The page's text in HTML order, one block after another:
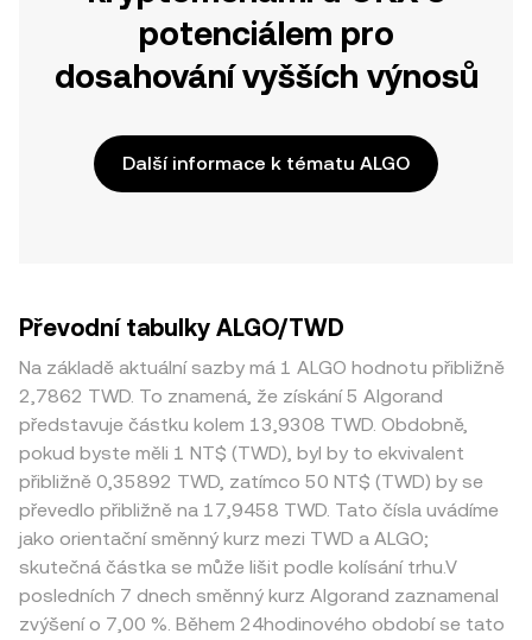
potenciálem pro
dosahování vyšších výnosů
Další informace k tématu ALGO
Převodní tabulky ALGO/TWD
Na základě aktuální sazby má 1 ALGO hodnotu přibližně
2,7862 TWD. To znamená, že získání 5 Algorand
představuje částku kolem 13,9308 TWD. Obdobně,
pokud byste měli 1 NT$ (TWD), byl by to ekvivalent
přibližně 0,35892 TWD, zatímco 50 NT$ (TWD) by se
převedlo přibližně na 17,9458 TWD. Tato čísla uvádíme
jako orientační směnný kurz mezi TWD a ALGO;
skutečná částka se může lišit podle kolísání trhu.V
posledních 7 dnech směnný kurz Algorand zaznamenal
zvýšení o 7,00 %. Během 24hodinového období se tato